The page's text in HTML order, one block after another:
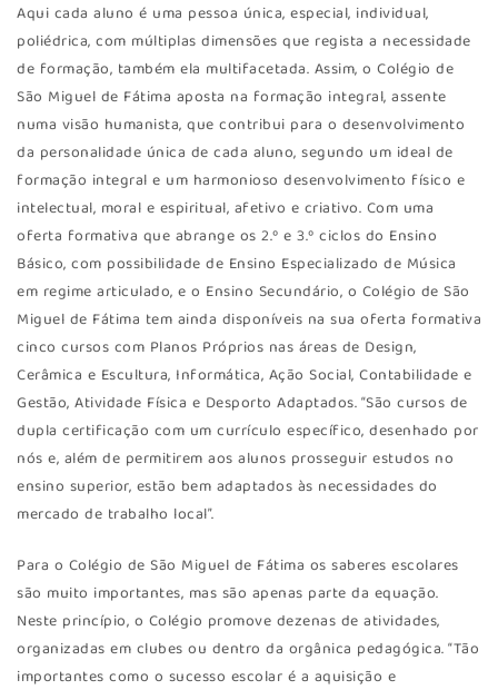
Aqui cada aluno é uma pessoa única, especial, individual,
poliédrica, com múltiplas dimensões que regista a necessidade
de formação, também ela multifacetada. Assim, o Colégio de
São Miguel de Fátima aposta na formação integral, assente
numa visão humanista, que contribui para o desenvolvimento
da personalidade única de cada aluno, segundo um ideal de
formação integral e um harmonioso desenvolvimento físico e
intelectual, moral e espiritual, afetivo e criativo. Com uma
oferta formativa que abrange os 2.º e 3.º ciclos do Ensino
Básico, com possibilidade de Ensino Especializado de Música
em regime articulado, e o Ensino Secundário, o Colégio de São
Miguel de Fátima tem ainda disponíveis na sua oferta formativa
cinco cursos com Planos Próprios nas áreas de Design,
Cerâmica e Escultura, Informática, Ação Social, Contabilidade e
Gestão, Atividade Física e Desporto Adaptados. “São cursos de
dupla certificação com um currículo específico, desenhado por
nós e, além de permitirem aos alunos prosseguir estudos no
ensino superior, estão bem adaptados às necessidades do
mercado de trabalho local”.
Para o Colégio de São Miguel de Fátima os saberes escolares
são muito importantes, mas são apenas parte da equação.
Neste princípio, o Colégio promove dezenas de atividades,
organizadas em clubes ou dentro da orgânica pedagógica. “Tão
importantes como o sucesso escolar é a aquisição e